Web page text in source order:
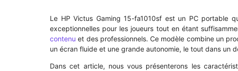
Le HP Victus Gaming 15-fa1010sf est un PC portable
exceptionnelles pour les joueurs tout en étant
contenu et des professionnels. Ce modèle combine un
un écran fluide et une grande autonomie, le tout dans un
Dans cet article, nous vous présenterons les